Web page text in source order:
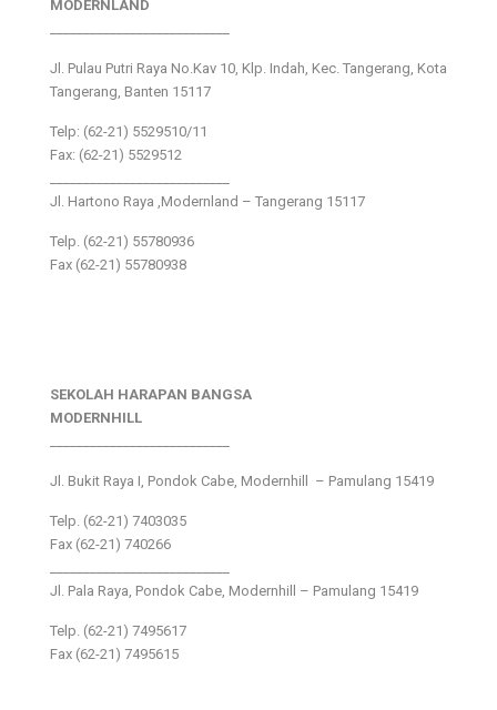
MODERNLAND
Jl. Pulau Putri Raya No.Kav 10, Klp. Indah, Kec. Tangerang, Kota
Tangerang, Banten 15117
Telp: (62-21) 5529510/11
Fax: (62-21) 5529512
Jl. Hartono Raya ,Modernland – Tangerang 15117
Telp. (62-21) 55780936
Fax (62-21) 55780938
SEKOLAH HARAPAN BANGSA
MODERNHILL
Jl. Bukit Raya I, Pondok Cabe, Modernhill – Pamulang 15419
Telp. (62-21) 7403035
Fax (62-21) 740266
Jl. Pala Raya, Pondok Cabe, Modernhill – Pamulang 15419
Telp. (62-21) 7495617
Fax (62-21) 7495615